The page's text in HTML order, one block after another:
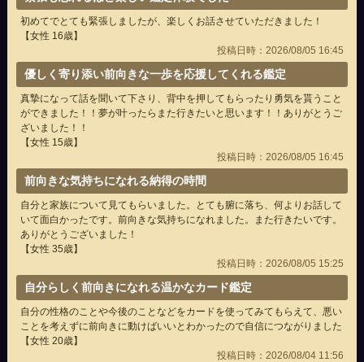
初めてでとても緊張しましたが、楽しくお話させていただきました！
【女性 16歳】
投稿日時：2026/08/05 16:45
優しく寄り添い前向きな一歩を応援してくれる鑑定
真摯になって話を聞いて下さり、背中を押してもらったり勇気を貰うこと
ができました！！夢が叶ったらまた行きたいと思います！！ありがとうご
ざいました！！
【女性 15歳】
投稿日時：2026/08/05 16:45
前向きな気持ちになれる納得の時間
自分と家族について見てもらいました。とても腑に落ち、何よりお話して
いて面白かったです。前向きな気持ちになれました。また行きたいです。
ありがとうございました！
【女性 35歳】
投稿日時：2026/08/05 15:25
自分らしく前向きになれる温かなカード鑑定
自分の性格のことや今後のことなどをカードを使ってみてもらえて、悪い
ことを考えずに前向きに動けばいいとわかったので自信につながりました
【女性 20歳】
投稿日時：2026/08/04 11:56